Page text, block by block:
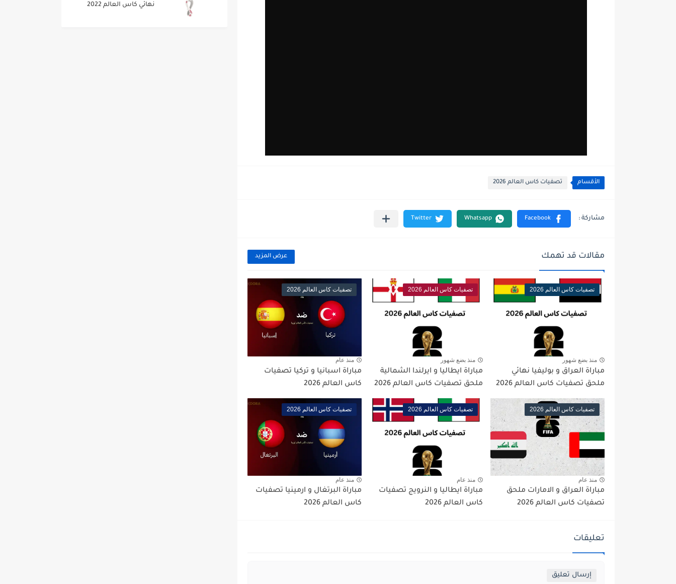
الأقسام تصفيات كاس العالم 2026
مقالات قد تهمك عرض المزيد
تصفيات كاس العالم 2026
منذ بضع شهور
مباراة العراق و بوليفيا نهائي
ملحق تصفيات كاس العالم 2026
تصفيات كاس العالم 2026
منذ بضع شهور
مباراة ايطاليا و ايرلندا الشمالية
ملحق تصفيات كاس العالم 2026
تصفيات كاس العالم 2026
منذ عام
مباراة اسبانيا و تركيا تصفيات
كاس العالم 2026
تصفيات كاس العالم 2026
منذ عام
مباراة العراق و الامارات ملحق
تصفيات كاس العالم 2026
تصفيات كاس العالم 2026
منذ عام
مباراة ايطاليا و النرويج تصفيات
كاس العالم 2026
تصفيات كاس العالم 2026
منذ عام
مباراة البرتغال و ارمينيا تصفيات
كاس العالم 2026
تعليقات
إرسال تعليق
نهائي كاس العالم 2022